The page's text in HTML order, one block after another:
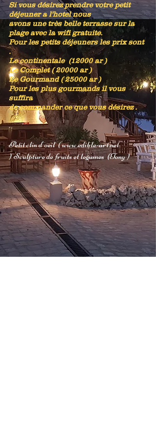
Si vous désirez prendre votre petit
déjeuner a l'hotel nous
avons une très belle terrasse sur la
plage avec la wifi gratuite.
Pour les petits déjeuners les prix sont
.
Le continentale (12000 ar )
Le Complet ( 20000 ar )
Le Gourmand ( 25000 ar )
Pour les plus gourmands il vous
suffira
de commander ce que vous désirez .
Petit clin d'oeil(www.edible-art.net
)Sculpture de fruits et legumes (Tony )